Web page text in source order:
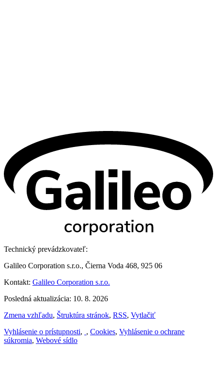
Technický prevádzkovateľ:
Galileo Corporation s.r.o., Čierna Voda 468, 925 06
Kontakt: Galileo Corporation s.r.o.
Posledná aktualizácia: 10. 8. 2026
Zmena vzhľadu, Štruktúra stránok, RSS, Vytlačiť
Vyhlásenie o prístupnosti, , Cookies, Vyhlásenie o ochrane
súkromia, Webové sídlo